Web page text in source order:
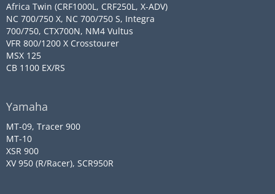
Africa Twin (CRF1000L, CRF250L, X-ADV)
NC 700/750 X, NC 700/750 S, Integra
700/750, CTX700N, NM4 Vultus
VFR 800/1200 X Crosstourer
MSX 125
CB 1100 EX/RS
Yamaha
MT-09, Tracer 900
MT-10
XSR 900
XV 950 (R/Racer), SCR950R